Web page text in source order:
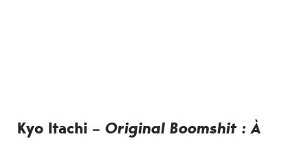
Kyo Itachi – Original Boomshit : À